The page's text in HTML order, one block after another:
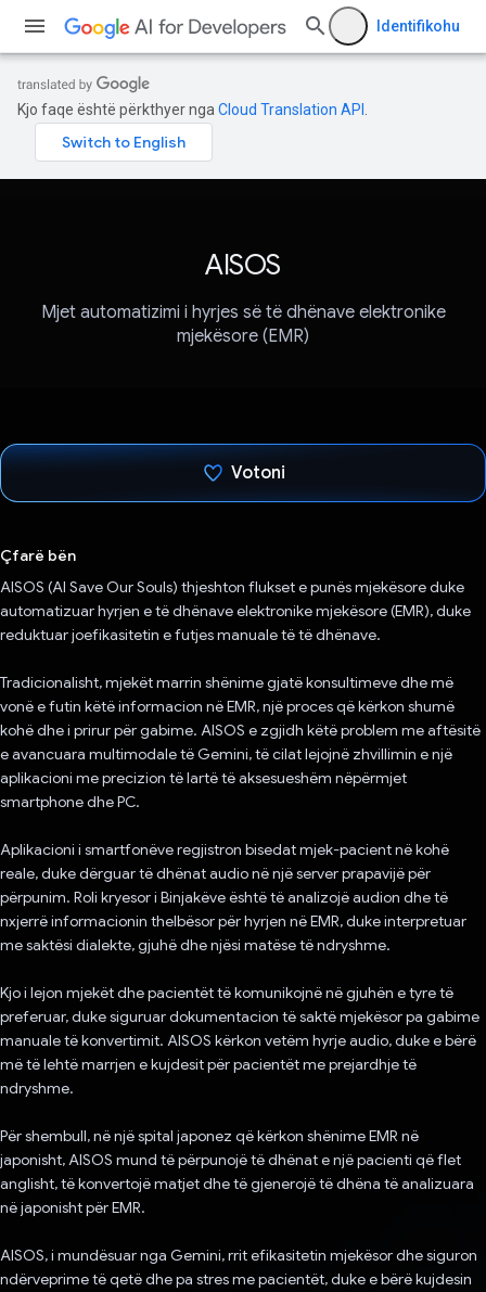
Identifikohu
Kjo faqe është përkthyer nga Cloud Translation API
AISOS
Mjet automatizimi i hyrjes së të dhënave elektronike
mjekësore (EMR)
Votoni
Çfarë bën
AISOS (AI Save Our Souls) thjeshton flukset e punës mjekësore duke
automatizuar hyrjen e të dhënave elektronike mjekësore (EMR), duke
reduktuar joefikasitetin e futjes manuale të të dhënave.
Tradicionalisht, mjekët marrin shënime gjatë konsultimeve dhe më
vonë e futin këtë informacion në EMR, një proces që kërkon shumë
kohë dhe i prirur për gabime. AISOS e zgjidh këtë problem me aftësitë
e avancuara multimodale të Gemini, të cilat lejojnë zhvillimin e një
aplikacioni me precizion të lartë të aksesueshëm nëpërmjet
smartphone dhe PC.
Aplikacioni i smartfonëve regjistron bisedat mjek-pacient në kohë
reale, duke dërguar të dhënat audio në një server prapavijë për
përpunim. Roli kryesor i Binjakëve është të analizojë audion dhe të
nxjerrë informacionin thelbësor për hyrjen në EMR, duke interpretuar
me saktësi dialekte, gjuhë dhe njësi matëse të ndryshme.
Kjo i lejon mjekët dhe pacientët të komunikojnë në gjuhën e tyre të
preferuar, duke siguruar dokumentacion të saktë mjekësor pa gabime
manuale të konvertimit. AISOS kërkon vetëm hyrje audio, duke e bërë
më të lehtë marrjen e kujdesit për pacientët me prejardhje të
ndryshme.
Për shembull, në një spital japonez që kërkon shënime EMR në
japonisht, AISOS mund të përpunojë të dhënat e një pacienti që flet
anglisht, të konvertojë matjet dhe të gjenerojë të dhëna të analizuara
në japonisht për EMR.
AISOS, i mundësuar nga Gemini, rrit efikasitetin mjekësor dhe siguron
ndërveprime të qetë dhe pa stres me pacientët, duke e bërë kujdesin